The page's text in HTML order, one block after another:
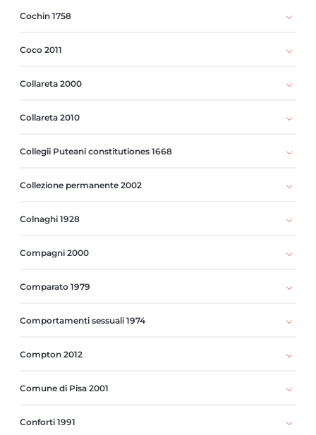
Cochin 1758
Coco 2011
Collareta 2000
Collareta 2010
Collegii Puteani constitutiones 1668
Collezione permanente 2002
Colnaghi 1928
Compagni 2000
Comparato 1979
Comportamenti sessuali 1974
Compton 2012
Comune di Pisa 2001
Conforti 1991